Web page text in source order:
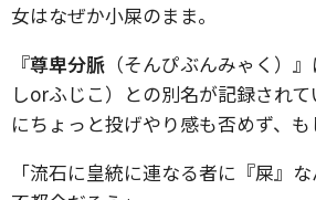
女はなぜか小屎のまま。
『尊卑分脈 （そんぴぶんみゃく）
しorふじこ）との別名が記録され
にちょっと投げやり感も否めず、
「流石に皇統に連なる者に『屎』